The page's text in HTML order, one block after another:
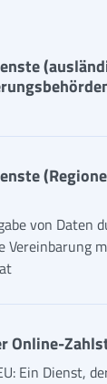
von Daten
Vereinbarung
Online-
Ein Dienst,